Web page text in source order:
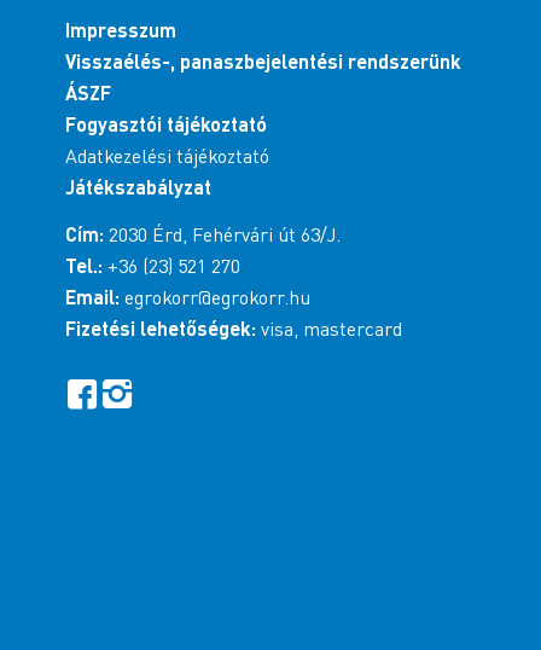
Impresszum
Visszaélés-, panaszbejelentési rendszerünk
ÁSZF
Fogyasztói tájékoztató
Adatkezelési tájékoztató
Játékszabályzat
Cím: 2030 Érd, Fehérvári út 63/J.
Tel.: +36 (23) 521 270
Email: egrokorr@egrokorr.hu
Fizetési lehetőségek: visa, mastercard